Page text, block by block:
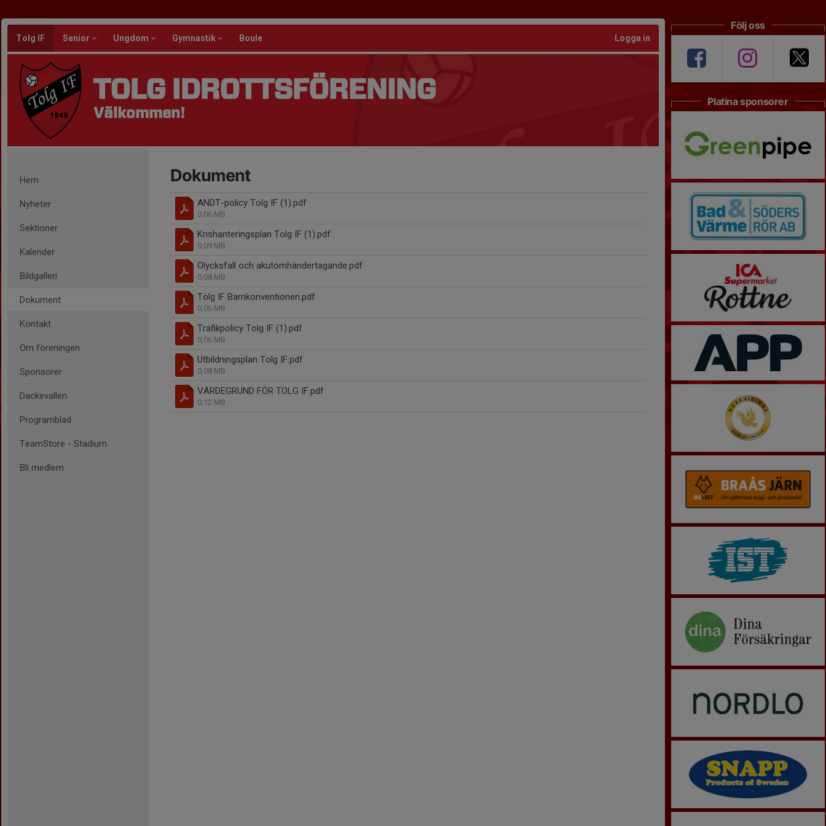
Tolg IF Senior Ungdom Gymnastik Boule Logga in
TOLG IDROTTSFÖRENING
Välkommen!
Hem
Nyheter
Sektioner
Kalender
Bildgalleri
Dokument
Kontakt
Om föreningen
Sponsorer
Dackevallen
Programblad
TeamStore - Stadium
Bli medlem
Dokument
ANDT-policy Tolg IF (1).pdf
0,06 MB
Krishanteringsplan Tolg IF (1).pdf
0,09 MB
Olycksfall och akutomhändertagande.pdf
0,08 MB
Tolg IF Barnkonventionen.pdf
0,06 MB
Trafikpolicy Tolg IF (1).pdf
0,06 MB
Utbildningsplan Tolg IF.pdf
0,08 MB
VÄRDEGRUND FÖR TOLG IF.pdf
0,12 MB
Följ oss
Platina sponsorer